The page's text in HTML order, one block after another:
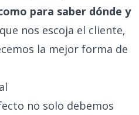
para saber dónde y
nos escoja el cliente,
la mejor forma de
no solo debemos